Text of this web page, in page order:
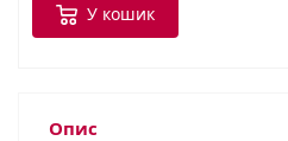
У кошик
Опис